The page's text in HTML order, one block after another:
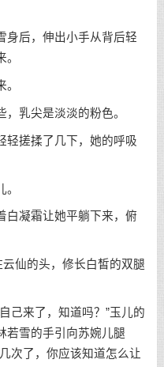
后，伸出小手从背后轻
乳尖是淡淡的粉色。
搓揉了几下，她的呼吸
凝霜让她平躺下来，俯
仙的头，修长白皙的双腿
来了，知道吗？”玉儿的
若雪的手引向苏婉儿腿
次了，你应该知道怎么让